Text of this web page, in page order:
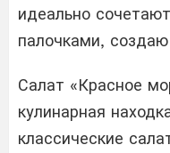
идеально
палочками,
Салат «Красное
кулинарная
классические